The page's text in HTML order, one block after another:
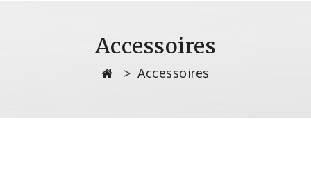
Accessoires
Accessoires